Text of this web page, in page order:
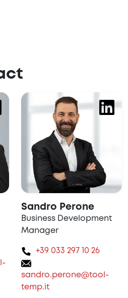
Sandro Perone
Business Development
Manager
+39 033 297 10 26
sandro.perone@tool-
temp.it